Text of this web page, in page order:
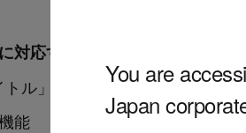
You are
Japan
対応する機能】
ル」「契約締結日」「契約当
能